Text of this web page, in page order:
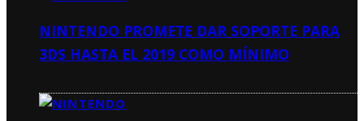
NINTENDO PROMETE DAR SOPORTE PARA
3DS HASTA EL 2019 COMO MÍNIMO